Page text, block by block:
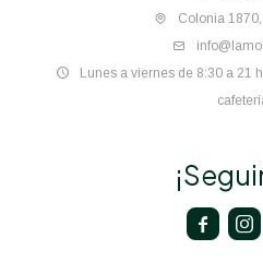
Colonia
Lunes a viernes de 8:30 a 21
 